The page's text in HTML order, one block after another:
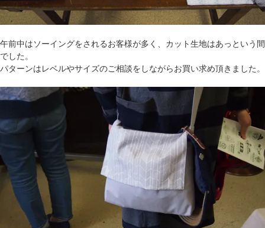
午前中はソーイングをされるお客様が多く、カット生地はあっという間
でした。
パターンはレベルやサイズのご相談をしながらお買い求め頂きました。